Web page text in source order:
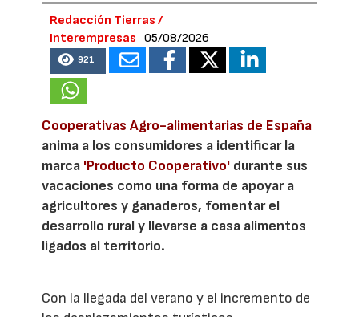
Redacción Tierras /
Interempresas
05/08/2026
921
Cooperativas Agro-alimentarias de España
anima a los consumidores a identificar la
marca 'Producto Cooperativo' durante sus
vacaciones como una forma de apoyar a
agricultores y ganaderos, fomentar el
desarrollo rural y llevarse a casa alimentos
ligados al territorio.
Con la llegada del verano y el incremento de